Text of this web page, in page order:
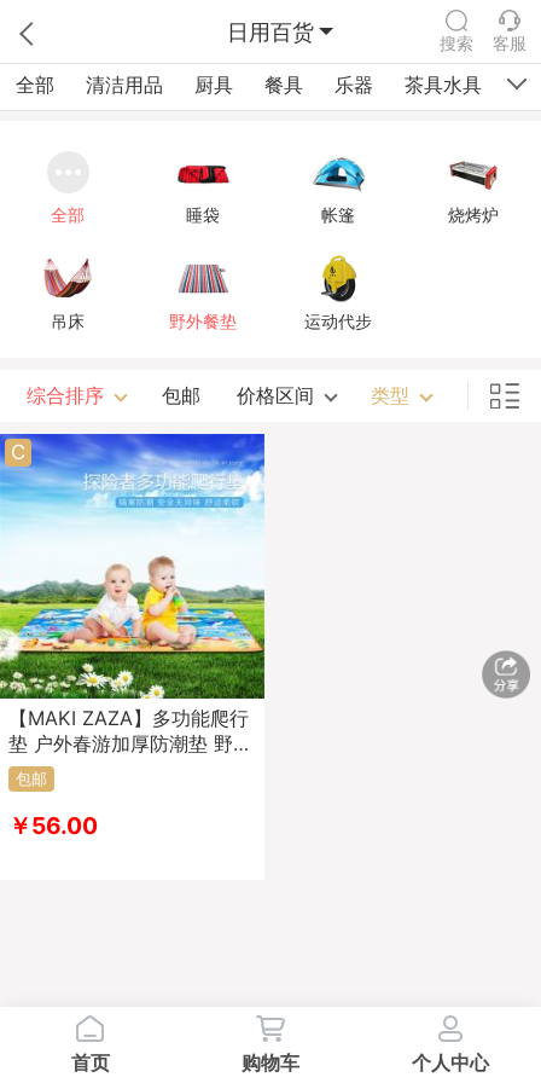
日用百货 搜索 客服
全部 清洁用品 厨具 餐具 乐器 茶具水具 健
全部 睡袋 帐篷 烧烤炉
吊床 野外餐垫 运动代步
综合排序 包邮 价格区间 类型
C
【MAKI ZAZA】多功能爬行
垫 户外春游加厚防潮垫 野餐
垫 隔寒防潮 PE款 MKZ-010
包邮
￥56.00
首页 购物车 个人中心